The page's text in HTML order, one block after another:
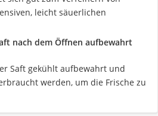
leicht säuerlichen
nach dem Öffnen aufbewahrt
Saft gekühlt aufbewahrt und
werden, um die Frische zu